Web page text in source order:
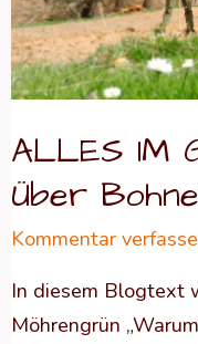
ALLES IM
Über
Kommentar
In diesem Blogtext
Möhrengrün
Bohnen
und
Möhren